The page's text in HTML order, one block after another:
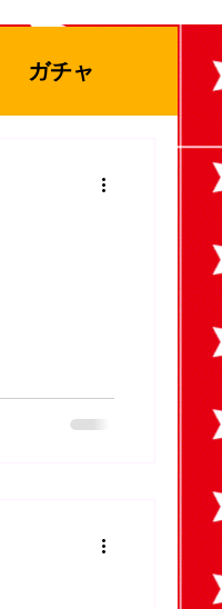
ガチャ
ューズ